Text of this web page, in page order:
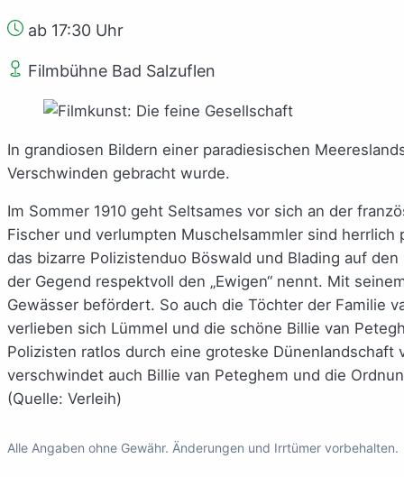
ab 17:30 Uhr
Filmbühne Bad Salzuflen
In grandiosen Bildern einer paradiesischen
Verschwinden gebracht wurde.
Im Sommer 1910 geht Seltsames vor sich an der
Fischer und verlumpten Muschelsammler sind
das bizarre Polizistenduo Böswald und Blading auf
der Gegend respektvoll den „Ewigen“ nennt. Mit
Gewässer befördert. So auch die Töchter der Familie
verlieben sich Lümmel und die schöne Billie van
Polizisten ratlos durch eine groteske
verschwindet auch Billie van Peteghem und die
(Quelle: Verleih)
Alle Angaben ohne Gewähr. Änderungen und Irrtümer vorbehalten.